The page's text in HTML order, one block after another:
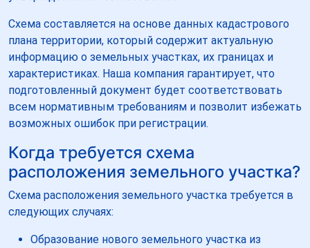
Схема составляется на основе данных кадастрового
плана территории, который содержит актуальную
информацию о земельных участках, их границах и
характеристиках. Наша компания гарантирует, что
подготовленный документ будет соответствовать
всем нормативным требованиям и позволит избежать
возможных ошибок при регистрации.
Когда требуется схема
расположения земельного участка?
Схема расположения земельного участка требуется в
следующих случаях:
Образование нового земельного участка из